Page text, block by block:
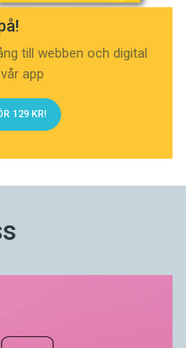
till webben och digital
app
129 KR!